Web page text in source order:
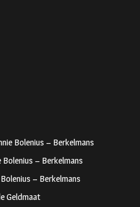
Bolenius – Berkelmans
Bolenius – Berkelmans
– Berkelmans
Geldmaat